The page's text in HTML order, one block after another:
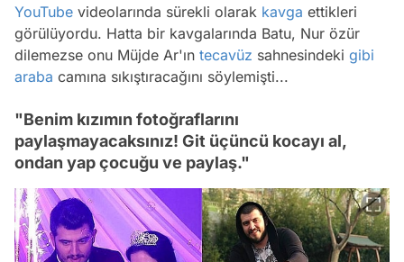
YouTube videolarında sürekli olarak kavga ettikleri
görülüyordu. Hatta bir kavgalarında Batu, Nur özür
dilemezse onu Müjde Ar'ın tecavüz sahnesindeki gibi
araba camına sıkıştıracağını söylemişti...
"Benim kızımın fotoğraflarını
paylaşmayacaksınız! Git üçüncü kocayı al,
ondan yap çocuğu ve paylaş."